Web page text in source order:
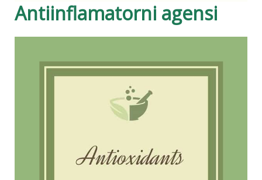
Antiinflamatorni agensi